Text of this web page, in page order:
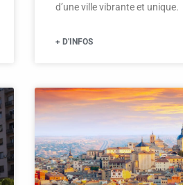
d’une ville vibrante et unique.
+ D'INFOS